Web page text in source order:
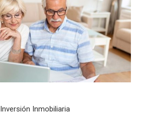
Inversión Inmobiliaria